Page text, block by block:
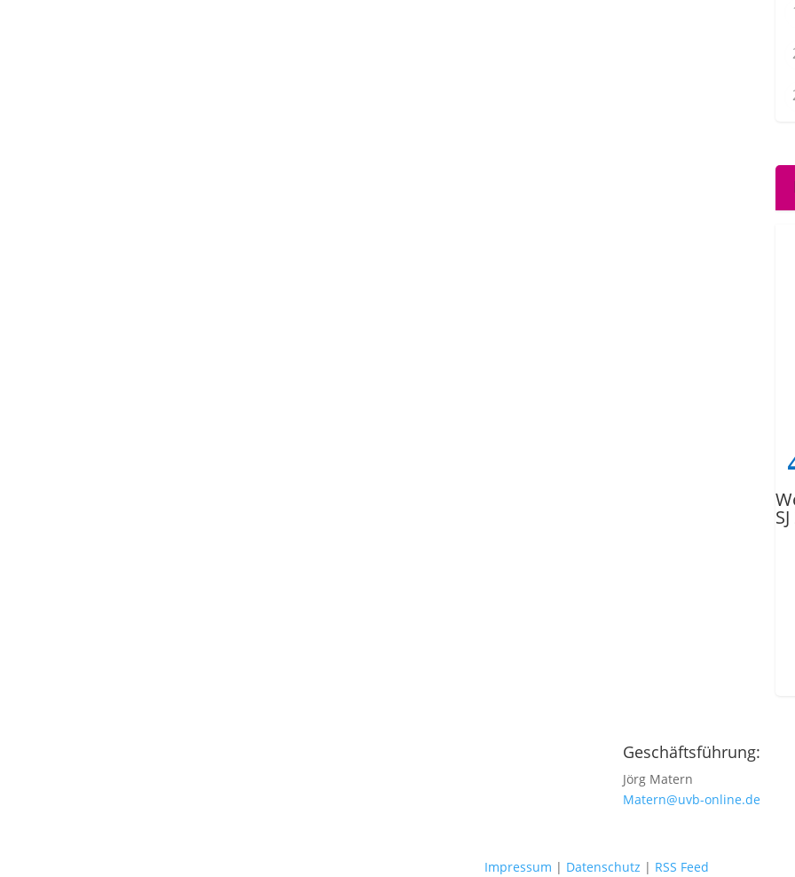
Geschäftsführung:
Jörg Matern
Matern@uvb-online.de
Impressum | Datenschutz | RSS Feed